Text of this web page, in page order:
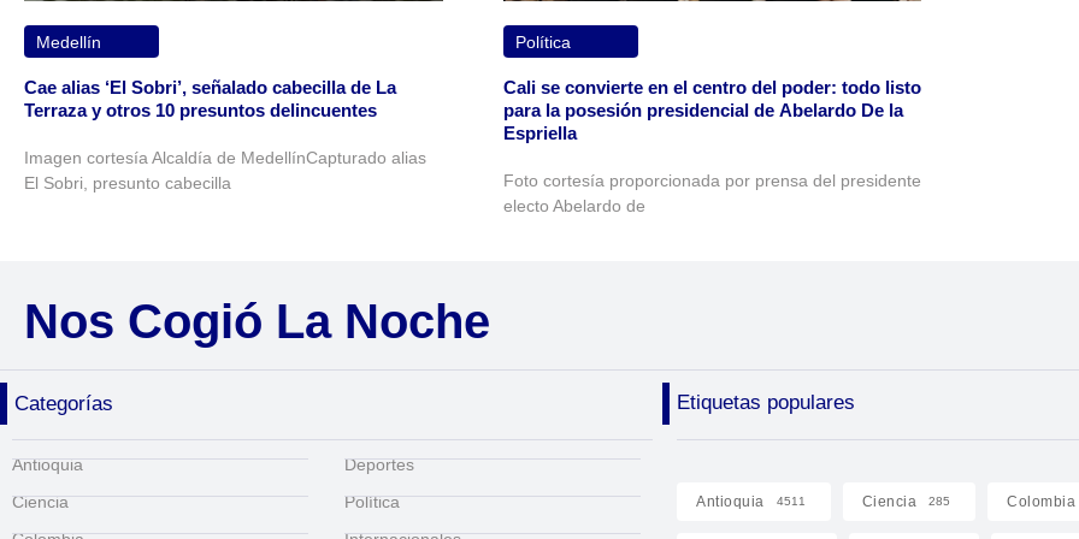
Medellín
Cae alias ‘El Sobri’, señalado cabecilla de La
Terraza y otros 10 presuntos delincuentes
Imagen cortesía Alcaldía de MedellínCapturado alias
El Sobri, presunto cabecilla
Política
Cali se convierte en el centro del poder: todo listo
para la posesión presidencial de Abelardo De la
Espriella
Foto cortesía proporcionada por prensa del presidente
electo Abelardo de
Nos Cogió La Noche
Categorías Etiquetas populares
Antioquia
Ciencia
Deportes
Política
Antioquia 4511 Ciencia 285 Colombia